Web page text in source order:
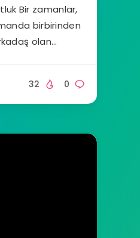
Bir zamanlar,
birbirinden
olan…
0
32